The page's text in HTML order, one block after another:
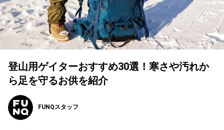
登山用ゲイターおすすめ30選！寒さや汚れか
ら足を守るお供を紹介
FUNQスタッフ